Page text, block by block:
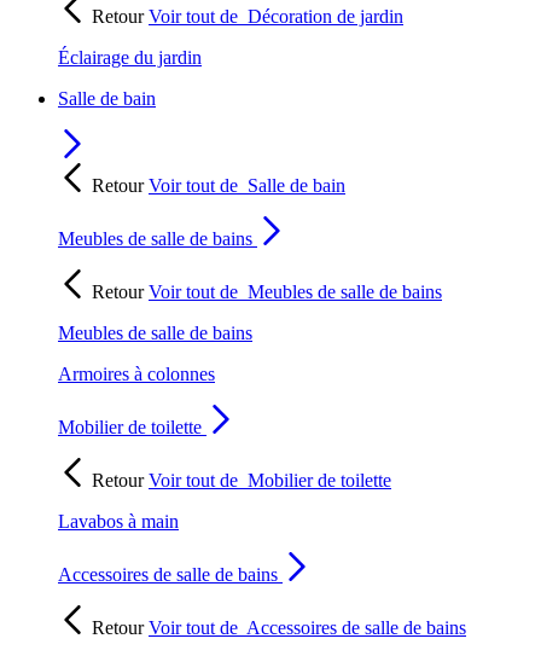
RetourVoir tout de Décoration de jardin
Éclairage du jardin
Salle de bain
RetourVoir tout de Salle de bain
Meubles de salle de bains
RetourVoir tout de Meubles de salle de bains
Meubles de salle de bains
Armoires à colonnes
Mobilier de toilette
RetourVoir tout de Mobilier de toilette
Lavabos à main
Accessoires de salle de bains
RetourVoir tout de Accessoires de salle de bains